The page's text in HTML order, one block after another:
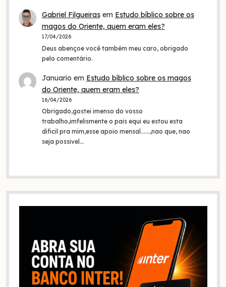
Gabriel Filgueirasem Estudo bíblico sobre os
magos do Oriente, quem eram eles?
17/04/2026
Deus abençoe você também meu caro, obrigado
pelo comentário.
Januario em Estudo bíblico sobre os magos
do Oriente, quem eram eles?
16/04/2026
Obrigado,gostei imenso do vosso
trabalho,imfelismente o pais equi eu estou esta
dificil pra mim,esse apoio mensal......,nao que, nao
seja possivel…